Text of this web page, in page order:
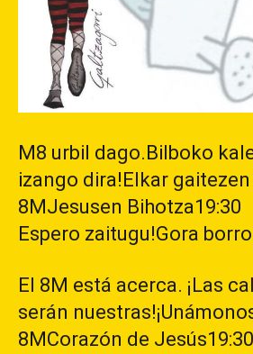
M8 urbil dago.Bilboko
izango dira!Elkar
8MJesusen Bihotza19:30
Espero zaitugu!Gora
El 8M está acerca. ¡Las
serán
8MCorazón de Jesús19:30